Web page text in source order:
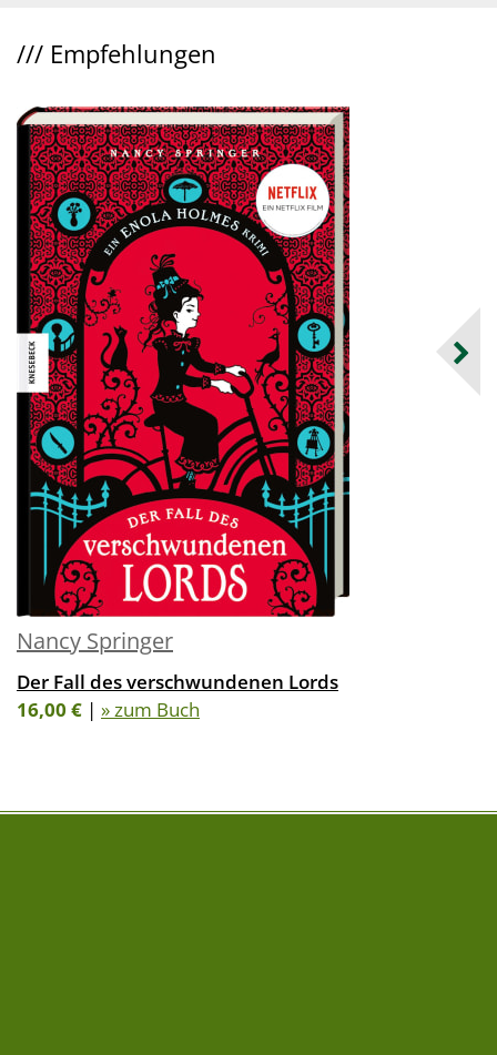
/// Empfehlungen
Nancy Springer
Der Fall des verschwundenen Lords
16,00 € | » zum Buch